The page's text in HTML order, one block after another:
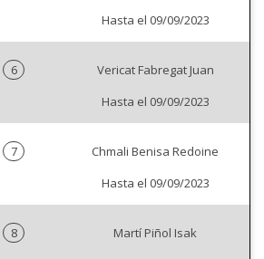
Hasta el 09/09/2023
6
Vericat Fabregat Juan
Hasta el 09/09/2023
7
Chmali Benisa Redoine
Hasta el 09/09/2023
8
Martí Piñol Isak